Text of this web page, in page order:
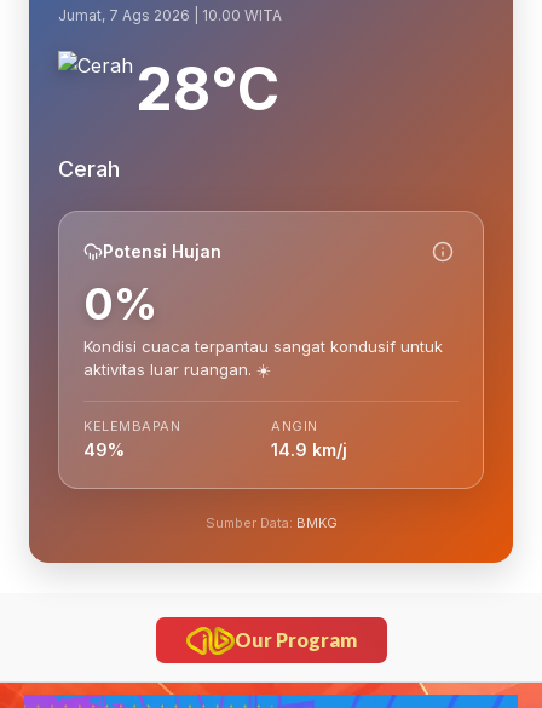
Jumat, 7 Ags 2026 | 10.00 WITA
28°C
Cerah
Potensi Hujan
0%
Kondisi cuaca terpantau sangat kondusif untuk
aktivitas luar ruangan. ☀️
KELEMBAPAN
49%
ANGIN
14.9 km/j
Sumber Data: BMKG
Our Program